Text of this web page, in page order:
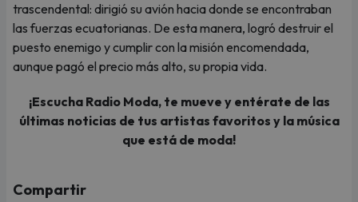
trascendental: dirigió su avión hacia donde se encontraban
las fuerzas ecuatorianas. De esta manera, logró destruir el
puesto enemigo y cumplir con la misión encomendada,
aunque pagó el precio más alto, su propia vida.
¡Escucha Radio Moda, te mueve y entérate de las
últimas noticias de tus artistas favoritos y la música
que está de moda!
Compartir